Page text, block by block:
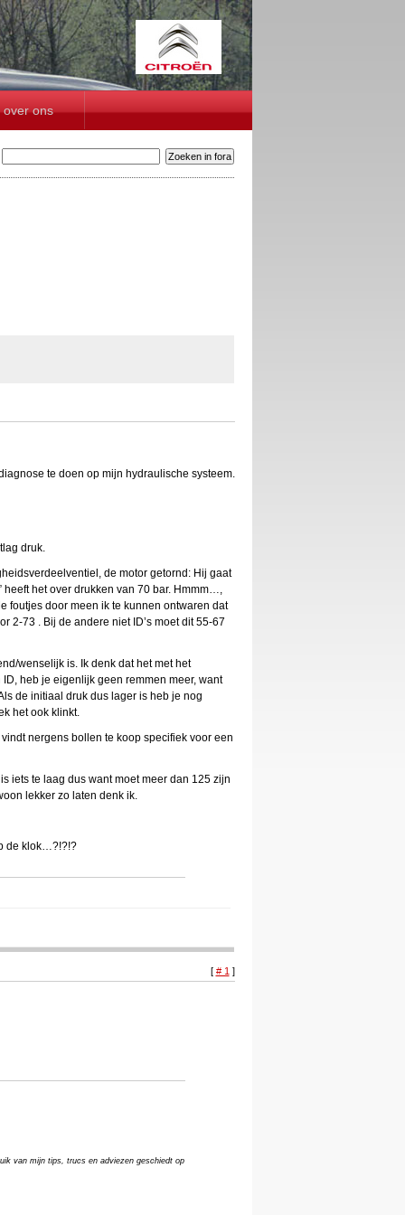
over ons
te doen op mijn hydraulische systeem.
druk.
de motor getornd: Hij gaat
heeft het over drukken van 70 bar. Hmmm…,
foutjes door meen ik te kunnen ontwaren dat
2-73 . Bij de andere niet ID’s moet dit 55-67
wenselijk is. Ik denk dat het met het
heb je eigenlijk geen remmen meer, want
de initiaal druk dus lager is heb je nog
het ook klinkt.
vindt nergens bollen te koop specifiek voor een
iets te laag dus want moet meer dan 125 zijn
lekker zo laten denk ik.
de klok…?!?!?
[ # 1 ]
van mijn tips, trucs en adviezen geschiedt op